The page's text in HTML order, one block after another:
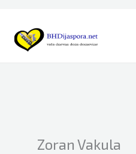
content
Zoran Vakula